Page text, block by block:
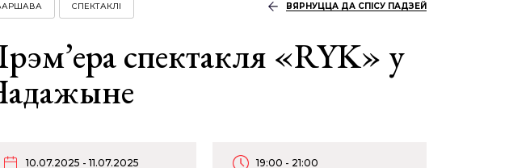
СПЕКТАКЛІ ВЯРНУЦЦА ДА СПІСУ ПАДЗЕЙ
спектакля «RYK» у
10.07.2025 - 11.07.2025 19:00 - 21:00